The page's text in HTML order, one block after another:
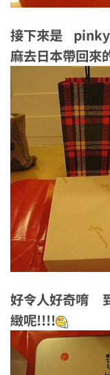
接下來是
麻去日本帶回來
好令人好奇唷
緻呢!!!!